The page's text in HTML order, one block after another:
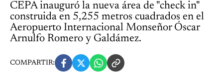
CEPA inauguró la nueva área de "check in"
construida en 5,255 metros cuadrados en el
Aeropuerto Internacional Monseñor Óscar
Arnulfo Romero y Galdámez.
COMPARTIR: